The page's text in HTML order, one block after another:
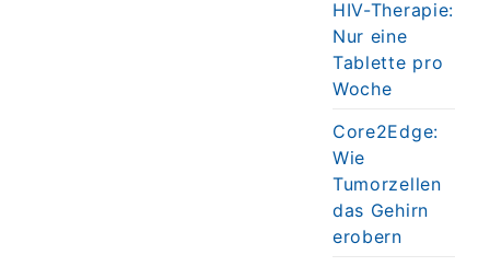
HIV-Therapie:
Nur eine
Tablette pro
Woche
Core2Edge:
Wie
Tumorzellen
das Gehirn
erobern